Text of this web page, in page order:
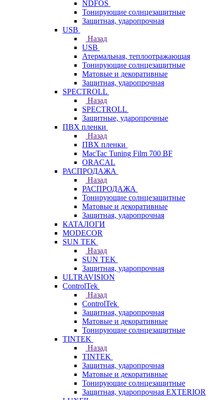
NDFOS
Тонирующие солнцезащитные
Защитная, ударопрочная
USB
Назад
USB
Атермальная, теплоотражающая
Тонирующие солнцезащитные
Матовые и декоративные
Защитная, ударопрочная
SPECTROLL
Назад
SPECTROLL
Защитные, ударопрочные
ПВХ пленки
Назад
ПВХ пленки
MacTac Tuning Film 700 BF
ORACAL
РАСПРОДАЖА
Назад
РАСПРОДАЖА
Тонирующие солнцезащитные
Матовые и декоративные
Защитная, ударопрочная
КАТАЛОГИ
MODECOR
SUN TEK
Назад
SUN TEK
Защитная, ударопрочная
ULTRAVISION
ControlTek
Назад
ControlTek
Защитная, ударопрочная
Матовые и декоративные
Тонирующие солнцезащитные
TINTEK
Назад
TINTEK
Защитная, ударопрочная
Матовые и декоративные
Тонирующие солнцезащитные
Защитная, ударопрочная EXTERIOR